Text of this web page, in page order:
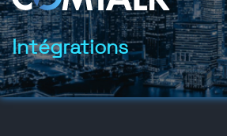
Intégrations